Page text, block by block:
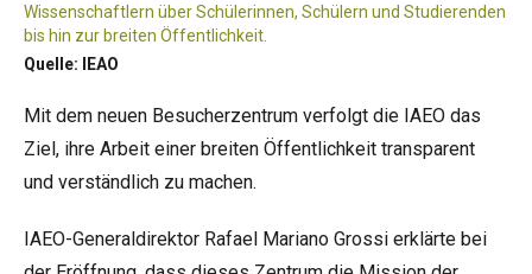
Wissenschaftlern über Schülerinnen, Schülern und Studierenden
bis hin zur breiten Öffentlichkeit.
Quelle: IEAO
Mit dem neuen Besucherzentrum verfolgt die IAEO das
Ziel, ihre Arbeit einer breiten Öffentlichkeit transparent
und verständlich zu machen.
IAEO-Generaldirektor Rafael Mariano Grossi erklärte bei